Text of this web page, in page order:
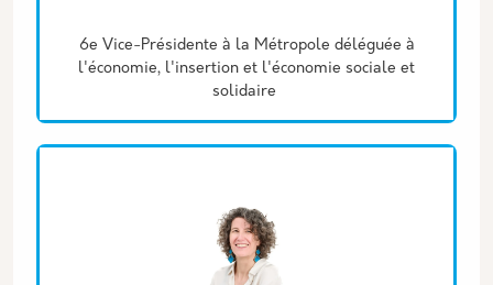
6e Vice-Présidente à la Métropole déléguée à
l'économie, l'insertion et l'économie sociale et
solidaire